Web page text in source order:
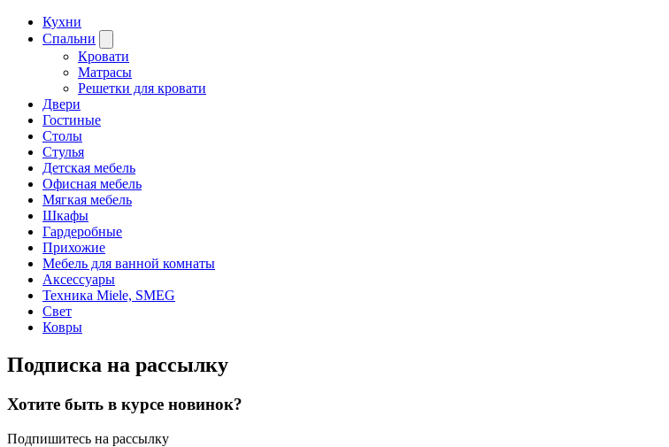
Кухни
Спальни
Кровати
Матрасы
Решетки для кровати
Двери
Гостиные
Столы
Стулья
Детская мебель
Офисная мебель
Мягкая мебель
Шкафы
Гардеробные
Прихожие
Мебель для ванной комнаты
Аксессуары
Техника Miele, SMEG
Свет
Ковры
Подписка на рассылку
Хотите быть в курсе новинок?
Подпишитесь на рассылку